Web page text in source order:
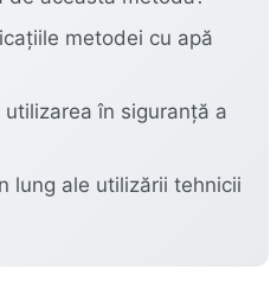
metodei cu apă
în siguranță a
lung ale utilizării tehnicii